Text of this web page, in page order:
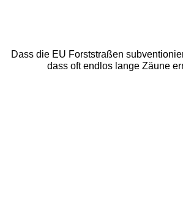
Dass die EU Forststraßen
dass oft endlos lange Zäune